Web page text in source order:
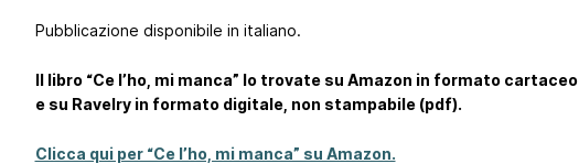
Pubblicazione disponibile in italiano.
Il libro “Ce l’ho, mi manca” lo trovate su Amazon in formato cartaceo
e su Ravelry in formato digitale, non stampabile (pdf).
Clicca qui per “Ce l’ho, mi manca” su Amazon.